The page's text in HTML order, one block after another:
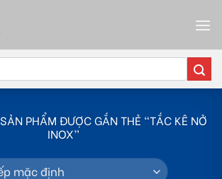
SẢN PHẨM ĐƯỢC GẮN THẺ “TẮC KÊ NỞ
INOX”